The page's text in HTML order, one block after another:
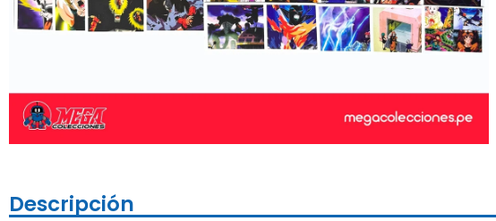
Descripción